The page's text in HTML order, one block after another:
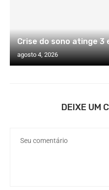
Crise do sono atinge 3
agosto 4, 2026
DEIXE UM